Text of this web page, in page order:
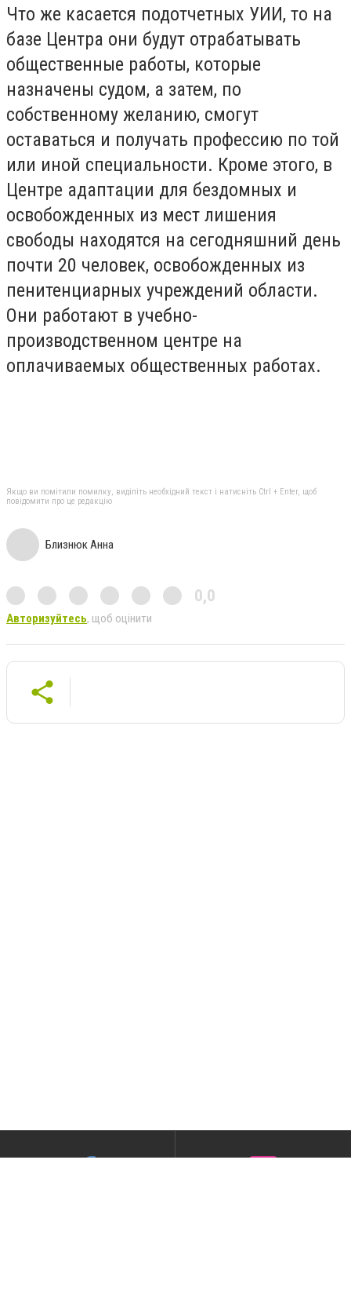
Что же касается подотчетных УИИ, то на
базе Центра они будут отрабатывать
общественные работы, которые
назначены судом, а затем, по
собственному желанию, смогут
оставаться и получать профессию по той
или иной специальности. Кроме этого, в
Центре адаптации для бездомных и
освобожденных из мест лишения
свободы находятся на сегодняшний день
почти 20 человек, освобожденных из
пенитенциарных учреждений области.
Они работают в учебно-
производственном центре на
оплачиваемых общественных работах.
Якщо ви помітили помилку, виділіть необхідний текст і натисніть Ctrl + Enter, щоб
повідомити про це редакцію
Близнюк Анна
0,0
Авторизуйтесь, щоб оцінити